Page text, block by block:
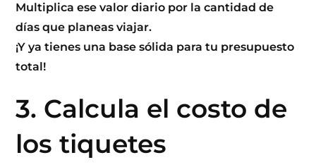
Multiplica ese valor diario por la cantidad de
días que planeas viajar.
¡Y ya tienes una base sólida para tu presupuesto
total!
3. Calcula el costo de
los tiquetes